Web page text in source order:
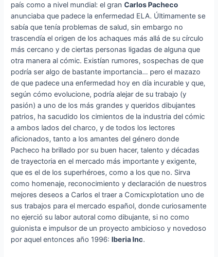
país como a nivel mundial: el granCarlos Pacheco
anunciaba que padece la enfermedad ELA. Últimamente se
sabía que tenía problemas de salud, sin embargo no
trascendía el origen de los achaques más allá de su círculo
más cercano y de ciertas personas ligadas de alguna que
otra manera al cómic. Existían rumores, sospechas de que
podría ser algo de bastante importancia… pero el mazazo
de que padece una enfermedad hoy en día incurable y que,
según cómo evolucione, podría alejar de su trabajo (y
pasión) a uno de los más grandes y queridos dibujantes
patrios, ha sacudido los cimientos de la industria del cómic
a ambos lados del charco, y de todos los lectores
aficionados, tanto a los amantes del género donde
Pacheco ha brillado por su buen hacer, talento y décadas
de trayectoria en el mercado más importante y exigente,
que es el de los superhéroes, como a los que no. Sirva
como homenaje, reconocimiento y declaración de nuestros
mejores deseos a Carlos el traer a Comicxplotation uno de
sus trabajos para el mercado español, donde curiosamente
no ejerció su labor autoral como dibujante, si no como
guionista e impulsor de un proyecto ambicioso y novedoso
por aquel entonces año 1996: Iberia Inc.